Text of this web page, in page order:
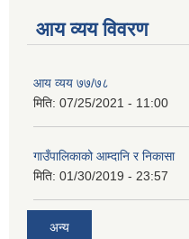
आय व्यय विवरण
आय व्यय ७७/७८
मिति: 07/25/2021 - 11:00
गाउँपालिकाको आम्दानि र निकासा
मिति: 01/30/2019 - 23:57
अन्य